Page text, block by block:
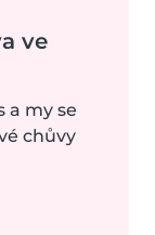
ve
a my se
chůvy